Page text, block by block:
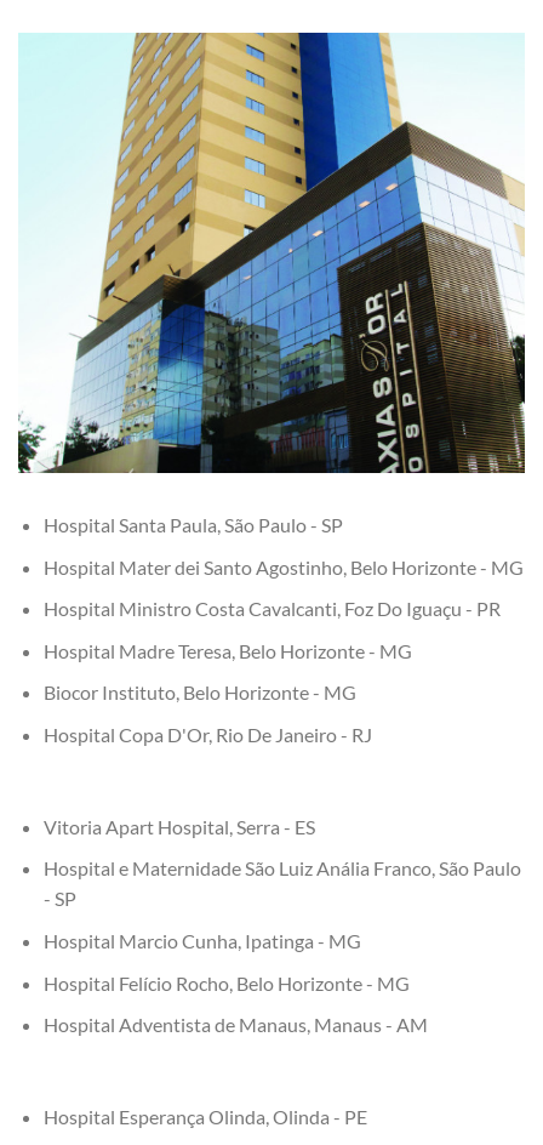
Hospital Santa Paula, São Paulo - SP
Hospital Mater dei Santo Agostinho, Belo Horizonte - MG
Hospital Ministro Costa Cavalcanti, Foz Do Iguaçu - PR
Hospital Madre Teresa, Belo Horizonte - MG
Biocor Instituto, Belo Horizonte - MG
Hospital Copa D'Or, Rio De Janeiro - RJ
Vitoria Apart Hospital, Serra - ES
Hospital e Maternidade São Luiz Anália Franco, São Paulo
- SP
Hospital Marcio Cunha, Ipatinga - MG
Hospital Felício Rocho, Belo Horizonte - MG
Hospital Adventista de Manaus, Manaus - AM
Hospital Esperança Olinda, Olinda - PE